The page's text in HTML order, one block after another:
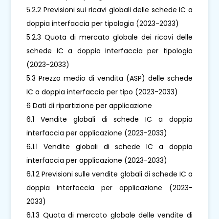
5.2.2 Previsioni sui ricavi globali delle schede IC a
doppia interfaccia per tipologia (2023-2033)
5.2.3 Quota di mercato globale dei ricavi delle
schede IC a doppia interfaccia per tipologia
(2023-2033)
5.3 Prezzo medio di vendita (ASP) delle schede
IC a doppia interfaccia per tipo (2023-2033)
6 Dati di ripartizione per applicazione
6.1 Vendite globali di schede IC a doppia
interfaccia per applicazione (2023-2033)
6.1.1 Vendite globali di schede IC a doppia
interfaccia per applicazione (2023-2033)
6.1.2 Previsioni sulle vendite globali di schede IC a
doppia interfaccia per applicazione (2023-
2033)
6.1.3 Quota di mercato globale delle vendite di